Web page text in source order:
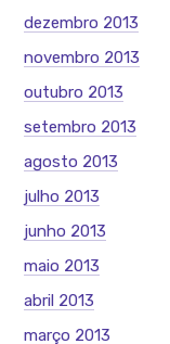
dezembro 2013
novembro 2013
outubro 2013
setembro 2013
agosto 2013
julho 2013
junho 2013
maio 2013
abril 2013
março 2013